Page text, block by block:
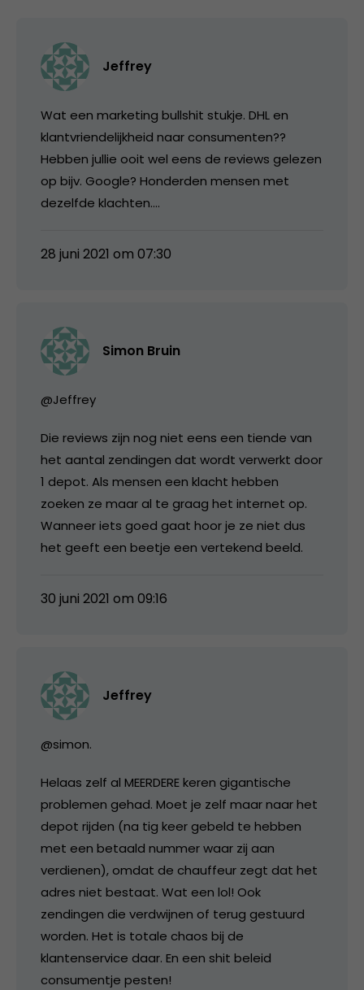
Jeffrey
Wat een marketing bullshit stukje. DHL en
klantvriendelijkheid naar consumenten??
Hebben jullie ooit wel eens de reviews gelezen
op bijv. Google? Honderden mensen met
dezelfde klachten….
28 juni 2021 om 07:30
Simon Bruin
@Jeffrey
Die reviews zijn nog niet eens een tiende van
het aantal zendingen dat wordt verwerkt door
1 depot. Als mensen een klacht hebben
zoeken ze maar al te graag het internet op.
Wanneer iets goed gaat hoor je ze niet dus
het geeft een beetje een vertekend beeld.
30 juni 2021 om 09:16
Jeffrey
@simon.
Helaas zelf al MEERDERE keren gigantische
problemen gehad. Moet je zelf maar naar het
depot rijden (na tig keer gebeld te hebben
met een betaald nummer waar zij aan
verdienen), omdat de chauffeur zegt dat het
adres niet bestaat. Wat een lol! Ook
zendingen die verdwijnen of terug gestuurd
worden. Het is totale chaos bij de
klantenservice daar. En een shit beleid
consumentje pesten!